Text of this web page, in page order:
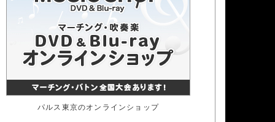
パルス東京のオンラインショップ